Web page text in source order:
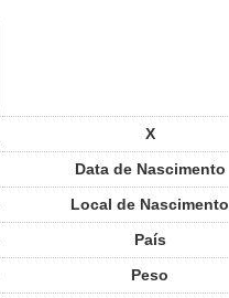
X
Data de Nascimento
Local de Nascimento
País
Peso